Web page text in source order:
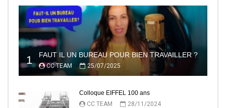
1 FAUT IL UN BUREAU POUR BIEN TRAVAILLER ?
CC TEAM 25/07/2025
Colloque EIFFEL 100 ans
CC TEAM
28/11/2024